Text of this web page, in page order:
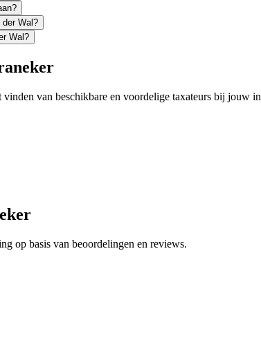
Wal?
Wal?
van beschikbare en voordelige taxateurs bij jouw
op basis van beoordelingen en reviews.